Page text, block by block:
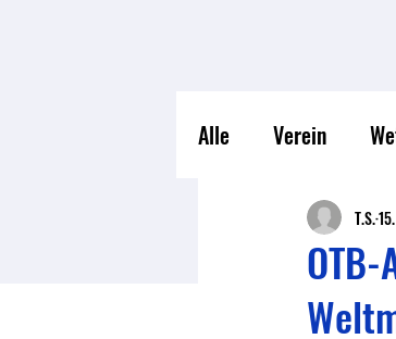
Alle Verein
T.S.